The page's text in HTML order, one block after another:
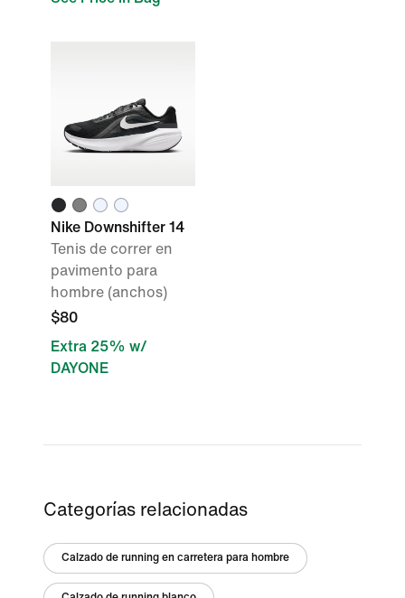
Nike Downshifter 14
Tenis de correr en
pavimento para
hombre (anchos)
$80
Extra 25% w/
DAYONE
Categorías relacionadas
Calzado de running en carretera para hombre